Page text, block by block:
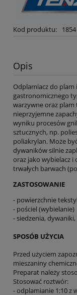
Kod produktu: 1854
Opis
Odplamiacz do
gastronomicznego
warzywne oraz plam
nieprzyjemne
wyniku procesów
sztucznych, np.
poliakrylan. Może
dywaników silnie
oraz jako wybielacz i
trwałych barwach
ZASTOSOWANIE
- powierzchnie
- pościel (wybielanie)
- siedzenia,
SPOSÓB UŻYCIA
Przed użyciem
mieszaniny
Preparat należy
Stosować roztwór:
- odplamianie 1:10 z